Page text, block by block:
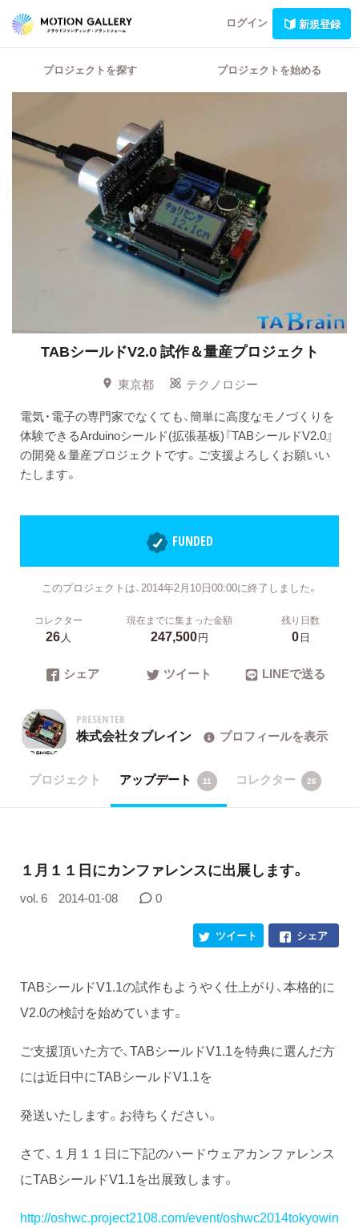
ログイン 新規登録
プロジェクトを探す プロジェクトを始める
TABシールドV2.0 試作＆量産プロジェクト
東京都
テクノロジー
電気・電子の専門家でなくても、簡単に高度なモノづくりを
体験できるArduinoシールド(拡張基板)『TABシールドV2.0』
の開発＆量産プロジェクトです。ご支援よろしくお願いい
たします。
FUNDED
このプロジェクトは、2014年2月10日00:00に終了しました。
コレクター
26人
現在までに集まった金額
247,500円
残り日数
0日
シェア ツイート LINEで送る
PRESENTER
株式会社タブレイン プロフィールを表示
プロジェクト アップデート 11 コレクター 26
１月１１日にカンファレンスに出展します。
vol. 6 2014-01-08 0
シェア
ツイート
TABシールドV1.1の試作もようやく仕上がり、本格的に
V2.0の検討を始めています。
ご支援頂いた方で、TABシールドV1.1を特典に選んだ方
には近日中にTABシールドV1.1を
発送いたします。お待ちください。
さて、１月１１日に下記のハードウェアカンファレンス
にTABシールドV1.1を出展致します。
http://oshwc.project2108.com/event/oshwc2014tokyowin